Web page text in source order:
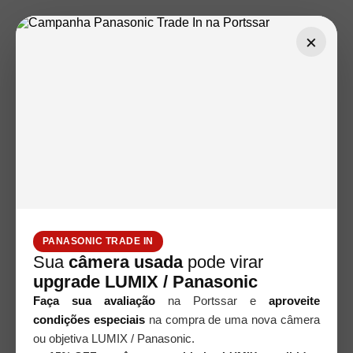
×
PANASONIC TRADE IN
Sua câmera usadapode virar
upgrade LUMIX / Panasonic
Faça sua avaliação na Portssar e aproveite
condições especiaisna compra de uma nova câmera
ou objetiva LUMIX / Panasonic.